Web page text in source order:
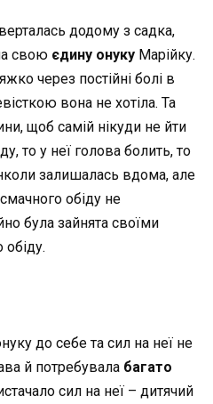
додому з садка,
свою єдину онуку Марійку.
через постійні болі в
вона не хотіла. Та
щоб самій нікуди не йти
то у неї голова болить, то
залишалась вдома, але
обіду не
була зайнята своїми
до себе та сил на неї не
й потребувала багато
сил на неї – дитячий